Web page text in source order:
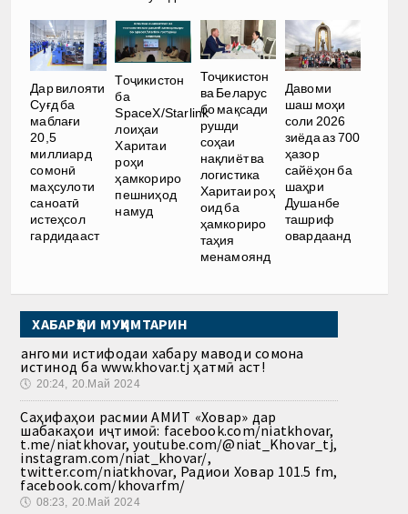
Дар вилояти
Суғд ба
маблағи
20,5
миллиард
сомонӣ
маҳсулоти
саноатӣ
истеҳсол
гардидааст
Тоҷикистон
ба
SpaceX/Starlink
лоиҳаи
Харитаи
роҳи
ҳамкориро
пешниҳод
намуд
Тоҷикистон
ва Беларус
бо мақсади
рушди
соҳаи
нақлиёт ва
логистика
Харитаи роҳ
оид ба
ҳамкориро
таҳия
менамоянд
Давоми
шаш моҳи
соли 2026
зиёда аз 700
ҳазор
сайёҳон ба
шаҳри
Душанбе
ташриф
овардаанд
ХАБАРҲОИ МУҲИМТАРИН
Ҳангоми истифодаи хабару маводи сомона
истинод ба www.khovar.tj ҳатмӣ аст!
🕔 20:24, 20.Май 2024
Саҳифаҳои расмии АМИТ «Ховар» дар
шабакаҳои иҷтимоӣ: facebook.com/niatkhovar,
t.me/niatkhovar, youtube.com/@niat_Khovar_tj,
instagram.com/niat_khovar/,
twitter.com/niatkhovar, Радиои Ховар 101.5 fm,
facebook.com/khovarfm/
🕔 08:23, 20.Май 2024